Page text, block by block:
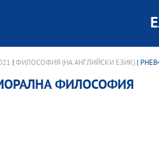
|ФИЛОСОФИЯ (НА АНГЛИЙСКИ ЕЗИК) |
ФИЛОСОФИЯ